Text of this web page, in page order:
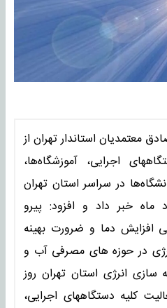
معتمدیان استاندار تهران از
اجرایی، آموزشگاه‌ها،
در سراسر استان تهران
١٥ مرداد ماه خبر داد و افزود: پیرو
افزایش دما و ضرورت بهینه
در حوزه های مصرفی آب و
سازی انرژی استان تهران روز
فعالیت کلیه دستگاههای اجرایی،